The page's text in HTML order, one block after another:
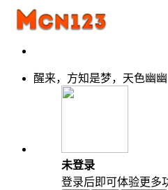
醒来，方知是梦，天色幽幽
未登录
登录后即可体验更多